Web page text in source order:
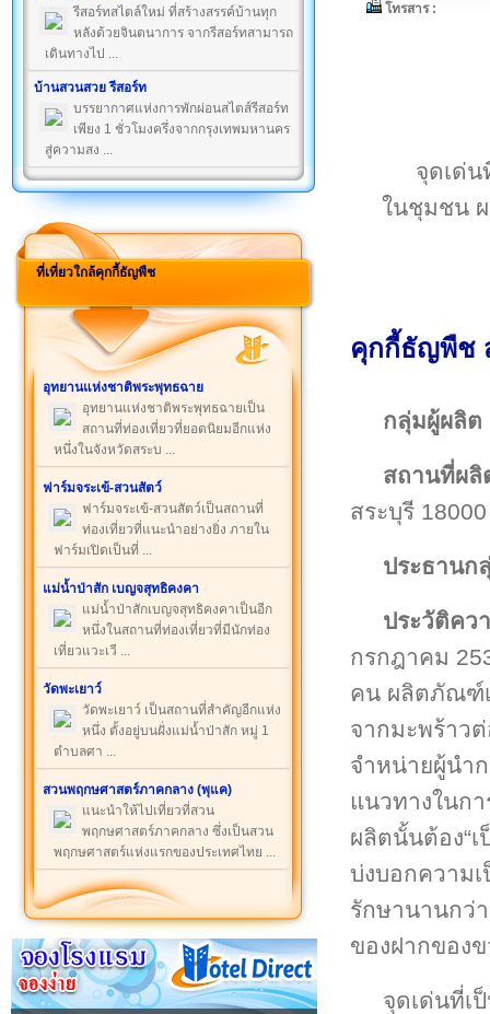
รีสอร์ทสไตล์ใหม่ ที่สร้างสรรค์บ้านทุก
หลังด้วยจินตนาการ จากรีสอร์ทสามารถ
เดินทางไป ...
บ้านสวนสวย รีสอร์ท
บรรยากาศแห่งการพักผ่อนสไตส์รีสอร์ท
เพียง 1 ชั่วโมงครึ่งจากกรุงเทพมหานคร
สู่ความสง ...
ที่เที่ยวใกล้คุกกี้ธัญพืช
อุทยานแห่งชาติพระพุทธฉาย
อุทยานแห่งชาติพระพุทธฉายเป็น
สถานที่ท่องเที่ยวที่ยอดนิยมอีกแห่ง
หนึ่งในจังหวัดสระบ ...
ฟาร์มจระเข้-สวนสัตว์
ฟาร์มจระเข้-สวนสัตว์เป็นสถานที่
ท่องเที่ยวที่แนะนำอย่างยิ่ง ภายใน
ฟาร์มเปิดเป็นที่ ...
แม่น้ำป่าสัก เบญจสุทธิคงคา
แม่น้ำป่าสักเบญจสุทธิคงคาเป็นอีก
หนึ่งในสถานที่ท่องเที่ยวที่มีนักท่อง
เที่ยวแวะเวี ...
วัดพะเยาว์
วัดพะเยาว์ เป็นสถานที่สำคัญอีกแห่ง
หนึ่ง ตั้งอยู่บนฝั่งแม่น้ำป่าสัก หมู่ 1
ตำบลศา ...
สวนพฤกษศาสตร์ภาคกลาง (พุแค)
แนะนำให้ไปเที่ยวที่สวน
พฤกษศาสตร์ภาคกลาง ซึ่งเป็นสวน
พฤกษศาสตร์แห่งแรกของประเทศไทย ...
โทรสาร :
จุดเด่
ในชุมชน
คุกกี้ธัญพืช
กลุ่มผู้ผลิต
สถานที่ผลิ
สระบุรี 18000
ประธานก
ประวัติคว
กรกฎาคม
คน ผลิตภัณฑ์
จากมะพร้าว
จำหน่ายผู้นำ
แนวทางในก
ผลิตนั้นต้อง“
บ่งบอกความ
รักษานานกว่
ของฝากของ
จุดเด่นที่